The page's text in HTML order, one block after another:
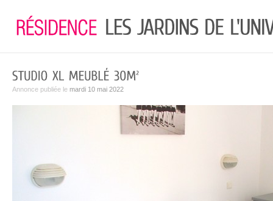
Annonce publiée le mardi 10 mai 2022